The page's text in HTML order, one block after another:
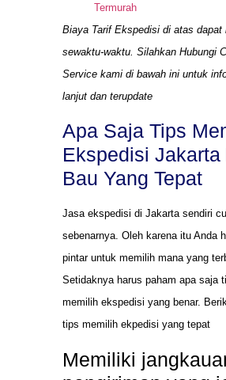
Termurah
Biaya Tarif Ekspedisi di atas dapat
sewaktu-waktu. Silahkan Hubungi
Service kami di bawah ini untuk
lanjut dan terupdate
Apa Saja Tips
Ekspedisi Jakarta
Bau Yang Tepat
Jasa ekspedisi di Jakarta sendiri
sebenarnya. Oleh karena itu Anda
pintar untuk memilih mana yang
Setidaknya harus paham apa saja
memilih ekspedisi yang benar.
tips memilih ekpedisi yang tepat
Memiliki